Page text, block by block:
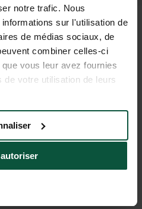
notre trafic. Nous
sur l'utilisation de
de médias sociaux, de
combiner celles-ci
vous leur avez fournies
votre utilisation de leurs
PRÉPARER
comptoir
Consulter les dates